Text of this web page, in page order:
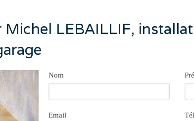
Michel LEBAILLIF,
Nom
Email